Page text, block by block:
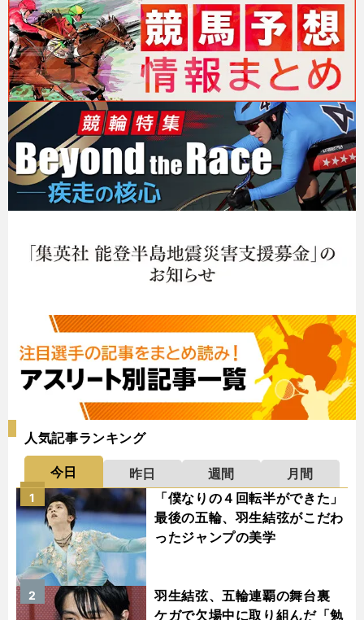
人気記事ランキング
今日 昨日 週間
月間
「僕なりの４回転半ができた」
最後の五輪、羽生結弦がこだわ
ったジャンプの美学
1
羽生結弦、五輪連覇の舞台裏
ケガで欠場中に取り組んだ「勉
2